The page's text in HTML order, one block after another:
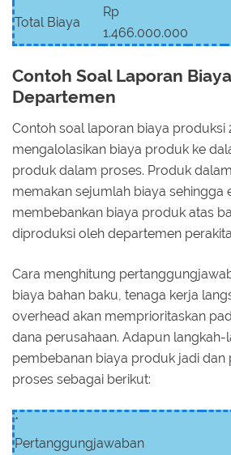
Total Biaya
Rp
1.466.000.000
Contoh Soal Laporan
Departemen
Contoh soal laporan biaya produksi
mengalolasikan biaya produk ke
produk dalam proses. Produk
memakan sejumlah biaya sehingga
membebankan biaya produk atas
diproduksi oleh departemen
Cara menghitung
biaya bahan baku, tenaga kerja
overhead akan memprioritaskan
dana perusahaan. Adapun
pembebanan biaya produk jadi dan
proses sebagai berikut:
*
Pertanggungjawaban